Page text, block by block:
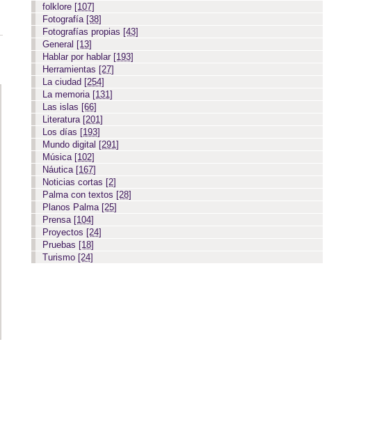
folklore [107]
Fotografía [38]
Fotografías propias [43]
General [13]
Hablar por hablar [193]
Herramientas [27]
La ciudad [254]
La memoria [131]
Las islas [66]
Literatura [201]
Los días [193]
Mundo digital [291]
Música [102]
Náutica [167]
Noticias cortas [2]
Palma con textos [28]
Planos Palma [25]
Prensa [104]
Proyectos [24]
Pruebas [18]
Turismo [24]